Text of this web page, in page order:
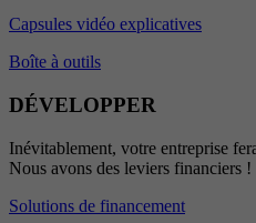
Capsules vidéo explicatives
Boîte à outils
DÉVELOPPER
Inévitablement, votre entreprise
Nous avons des leviers financiers !
Solutions de financement